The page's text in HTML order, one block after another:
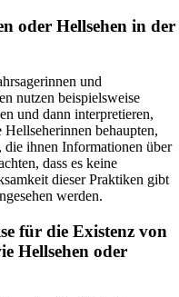
oder Hellsehen in der
und
nutzen beispielsweise
und dann interpretieren,
behaupten,
die ihnen Informationen über
dass es keine
dieser Praktiken gibt
werden.
für die Existenz von
Hellsehen oder